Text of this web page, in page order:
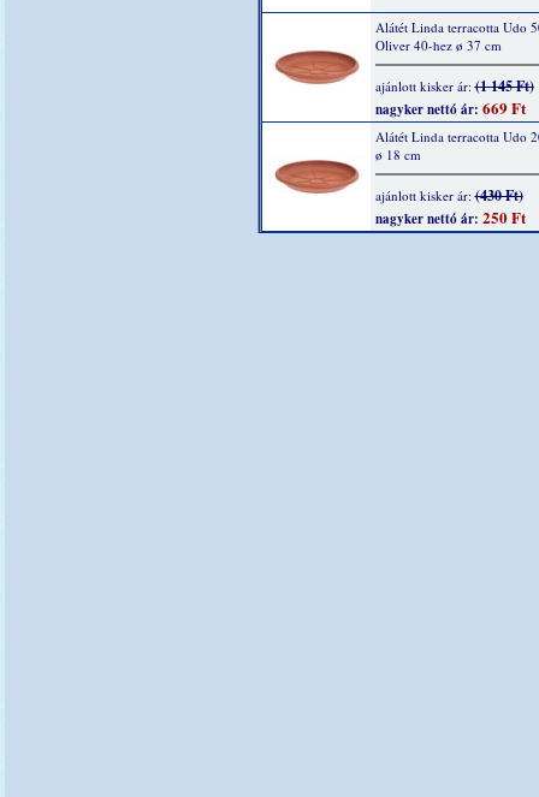
Alátét Linda terracotta Udo
Oliver 40-hez ø 37 cm
ajánlott kisker ár:(1 145 Ft)
nagyker nettó ár: 669 Ft
Alátét Linda terracotta Udo
ø 18 cm
ajánlott kisker ár:(430 Ft)
nagyker nettó ár: 250 Ft